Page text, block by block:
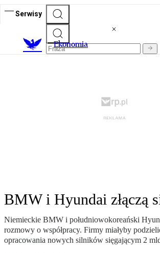
Serwisy
Ekonomia
BMW i Hyundai złączą
Niemieckie BMW i południowokoreański
rozmowy o współpracy. Firmy miałyby
opracowania nowych silników sięgającym 2